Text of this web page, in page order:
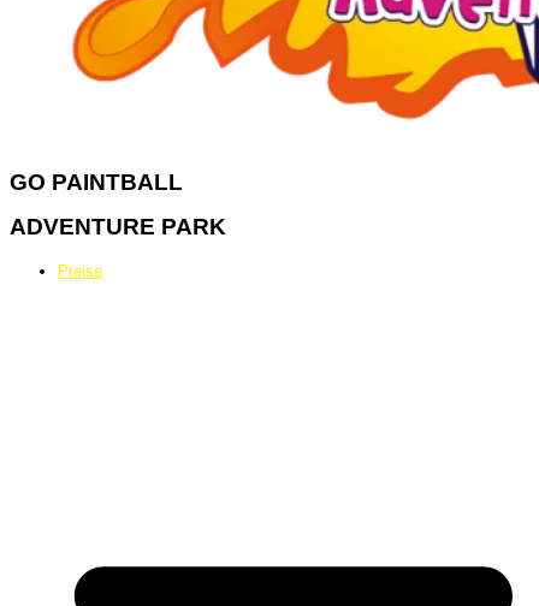
GO PAINTBALL
ADVENTURE PARK
Preise